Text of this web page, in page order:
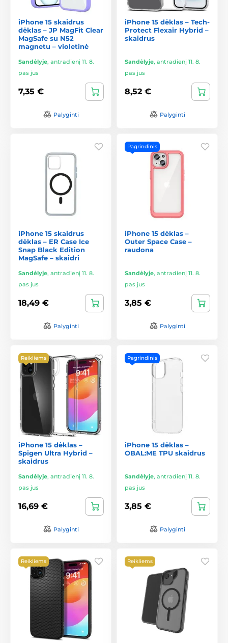
iPhone 15 skaidrus
dėklas – JP MagFit Clear
MagSafe su N52
magnetu – violetinė
Sandėlyje, antradienį 11. 8.
pas jus
7,35 €
Palyginti
iPhone 15 dėklas – Tech-
Protect Flexair Hybrid –
skaidrus
Sandėlyje, antradienį 11. 8.
pas jus
8,52 €
Palyginti
iPhone 15 skaidrus
dėklas – ER Case Ice
Snap Black Edition
MagSafe – skaidri
Sandėlyje, antradienį 11. 8.
pas jus
18,49 €
Palyginti
Pagrindinis
iPhone 15 dėklas –
Outer Space Case –
raudona
Sandėlyje, antradienį 11. 8.
pas jus
3,85 €
Palyginti
Reikliems
iPhone 15 dėklas –
Spigen Ultra Hybrid –
skaidrus
Sandėlyje, antradienį 11. 8.
pas jus
16,69 €
Palyginti
Pagrindinis
iPhone 15 dėklas –
OBAL:ME TPU skaidrus
Sandėlyje, antradienį 11. 8.
pas jus
3,85 €
Palyginti
Reikliems Reikliems